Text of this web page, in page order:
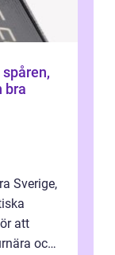
bra
Sverige,
att
och